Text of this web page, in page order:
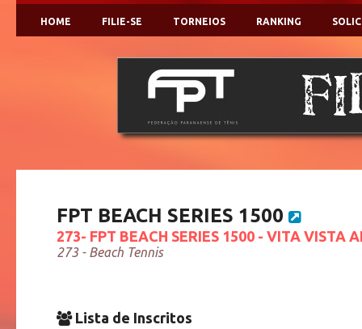
HOME FILIE-SE TORNEIOS RANKING
FPT BEACH SERIES 1500
273- FPT BEACH SERIES 1500 - VITA VISTA
273 - Beach Tennis
Lista de Inscritos